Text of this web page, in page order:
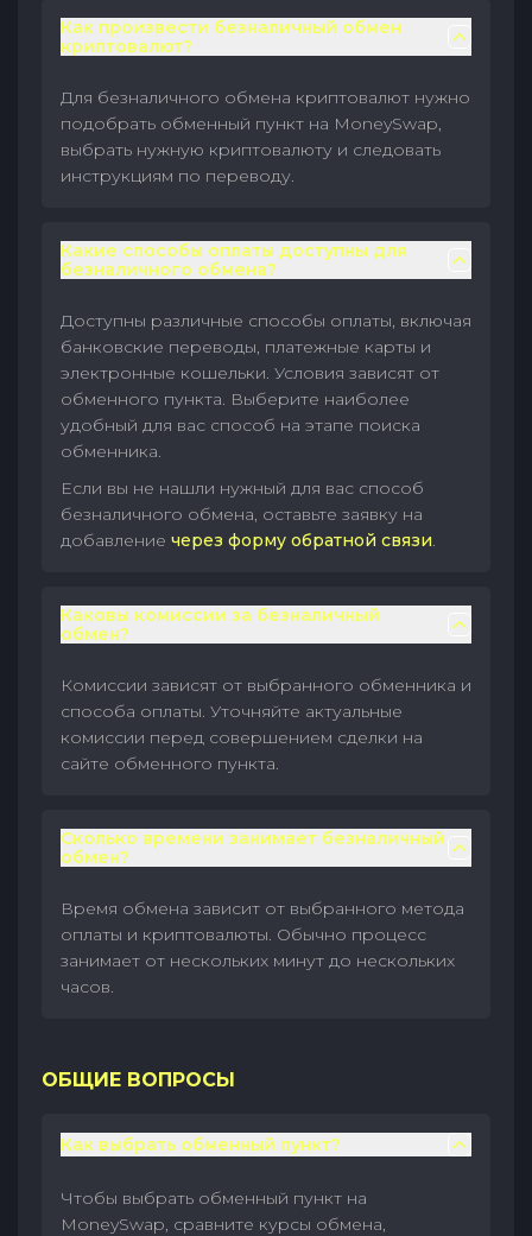
Как произвести безналичный обмен
криптовалют?
Для безналичного обмена криптовалют нужно
подобрать обменный пункт на MoneySwap,
выбрать нужную криптовалюту и следовать
инструкциям по переводу.
Какие способы оплаты доступны для
безналичного обмена?
Доступны различные способы оплаты, включая
банковские переводы, платежные карты и
электронные кошельки. Условия зависят от
обменного пункта. Выберите наиболее
удобный для вас способ на этапе поиска
обменника.
Если вы не нашли нужный для вас способ
безналичного обмена, оставьте заявку на
добавление через форму обратной связи.
Каковы комиссии за безналичный
обмен?
Комиссии зависят от выбранного обменника и
способа оплаты. Уточняйте актуальные
комиссии перед совершением сделки на
сайте обменного пункта.
Сколько времени занимает безналичный
обмен?
Время обмена зависит от выбранного метода
оплаты и криптовалюты. Обычно процесс
занимает от нескольких минут до нескольких
часов.
ОБЩИЕ ВОПРОСЫ
Как выбрать обменный пункт?
Чтобы выбрать обменный пункт на
MoneySwap, сравните курсы обмена,